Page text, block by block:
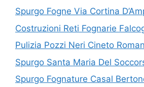
Spurgo Fogne Via Cortina
Costruzioni Reti Fognarie
Pulizia Pozzi Neri Cineto
Spurgo Santa Maria Del
Spurgo Fognature Casal